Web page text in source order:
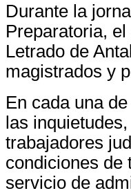
Durante la
Preparatoria,
Letrado de
magistrados y
En cada una
las
trabajadores
condiciones de
servicio de